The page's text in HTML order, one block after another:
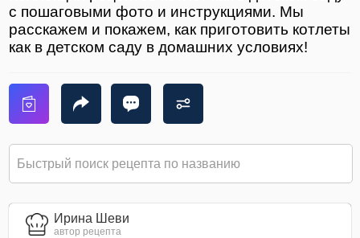
с пошаговыми фото и инструкциями. Мы
расскажем и покажем, как приготовить котлеты
как в детском саду в домашних условиях!
Ирина Шеви
автор рецепта